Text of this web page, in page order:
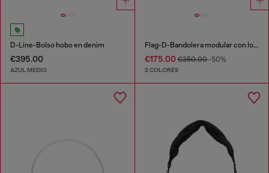
D-Line-Bolso hobo en denim
€395.00
AZUL MEDIO
Flag-D-Bandolera modular con logo en relieve y lavado oscuro
€175.00€350.00-50%
2 COLORES